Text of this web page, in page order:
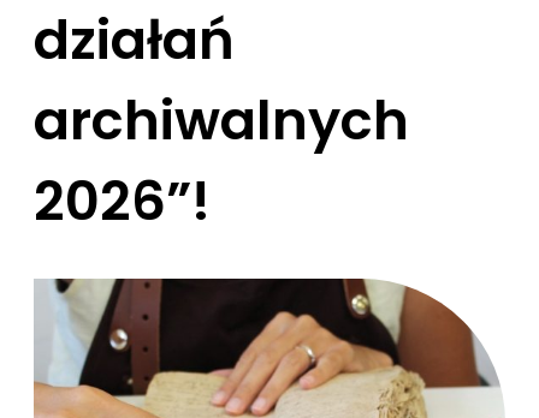
działań
archiwalnych
2026”!